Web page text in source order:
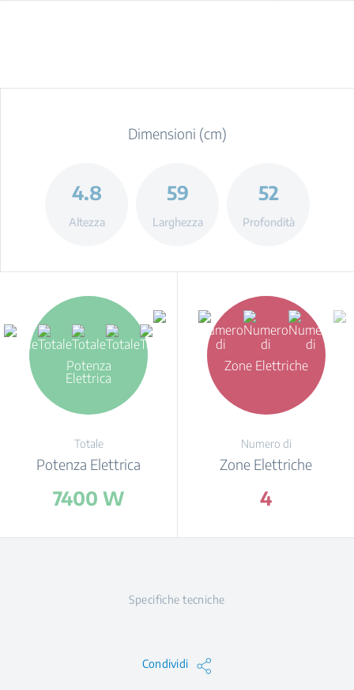
Dimensioni (cm)
4.8
Altezza
59
Larghezza
52
Profondità
Potenza
Elettrica
Totale
Potenza Elettrica
7400 W
Zone Elettriche
Numero di
Zone Elettriche
4
Specifiche tecniche
Condividi